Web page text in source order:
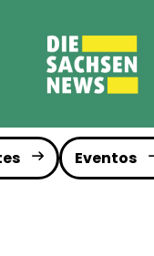
Eventos